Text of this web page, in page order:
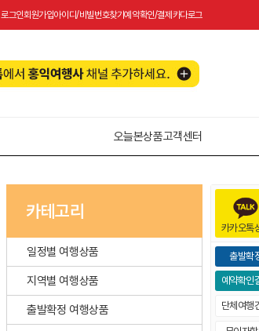
로그인회원가입아이디/비빌번호찾기예약확인/결제 카다로그
오늘본상품고객센터
카카오톡
출발확
예약확인
단체여행
카테고리
일정별 여행상품
지역별 여행상품
출발확정 여행상품